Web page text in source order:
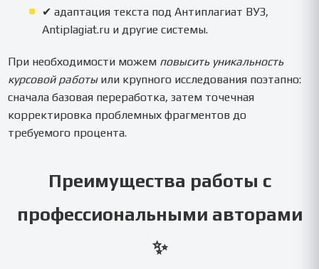
✔ адаптация текста под Антиплагиат ВУЗ,
Antiplagiat.ru и другие системы.
При необходимости можем повысить уникальность
курсовой работыили крупного исследования поэтапно:
сначала базовая переработка, затем точечная
корректировка проблемных фрагментов до
требуемого процента.
Преимущества работы с
профессиональными авторами
✨